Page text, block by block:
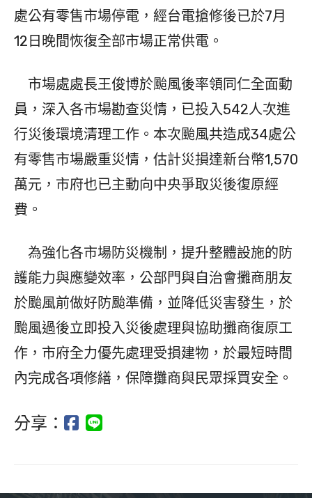
處公有零售市場停電，經台電搶修後已於7月
12日晚間恢復全部市場正常供電。
市場處處長王俊博於颱風後率領同仁全面動
員，深入各市場勘查災情，已投入542人次進
行災後環境清理工作。本次颱風共造成34處公
有零售市場嚴重災情，估計災損達新台幣1,570
萬元，市府也已主動向中央爭取災後復原經
費。
為強化各市場防災機制，提升整體設施的防
護能力與應變效率，公部門與自治會攤商朋友
於颱風前做好防颱準備，並降低災害發生，於
颱風過後立即投入災後處理與協助攤商復原工
作，市府全力優先處理受損建物，於最短時間
內完成各項修繕，保障攤商與民眾採買安全。
分享：